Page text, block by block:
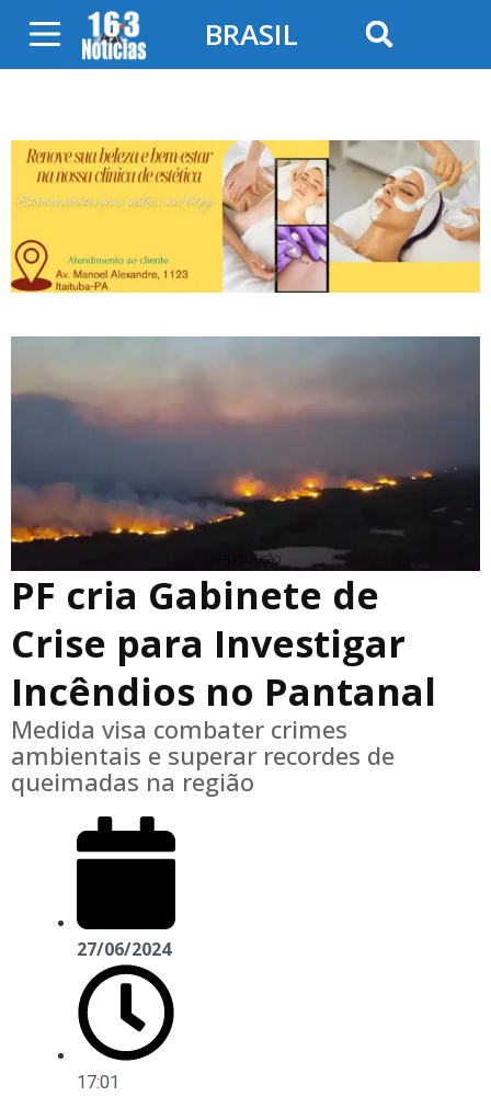
BRASIL
Reprodução
PF cria Gabinete de
Crise para Investigar
Incêndios no Pantanal
Medida visa combater crimes
ambientais e superar recordes de
queimadas na região
27/06/2024
17:01